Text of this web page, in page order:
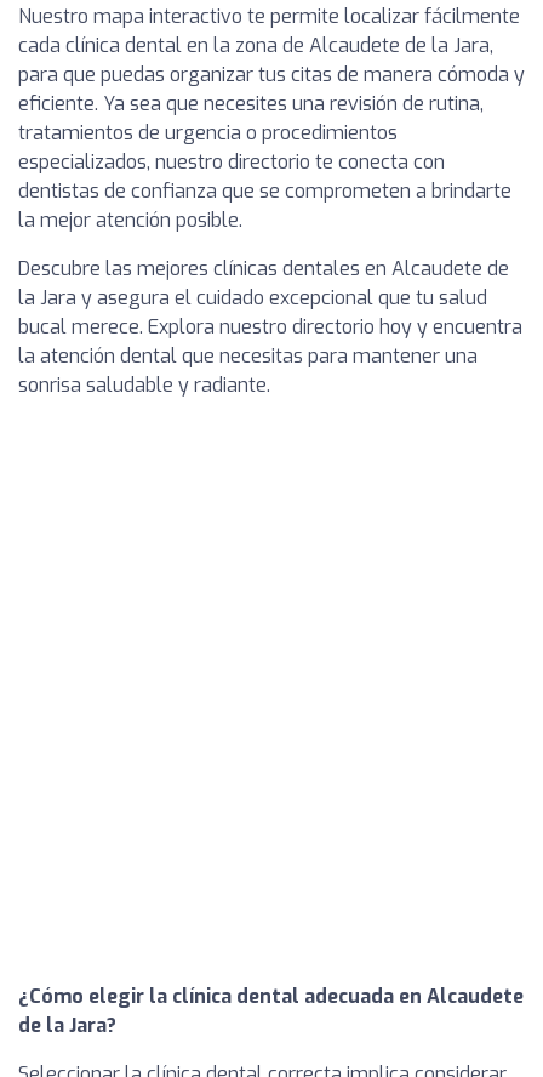
Nuestro mapa interactivo te permite localizar fácilmente
cada clínica dental en la zona de Alcaudete de la Jara,
para que puedas organizar tus citas de manera cómoda y
eficiente. Ya sea que necesites una revisión de rutina,
tratamientos de urgencia o procedimientos
especializados, nuestro directorio te conecta con
dentistas de confianza que se comprometen a brindarte
la mejor atención posible.
Descubre las mejores clínicas dentales en Alcaudete de
la Jara y asegura el cuidado excepcional que tu salud
bucal merece. Explora nuestro directorio hoy y encuentra
la atención dental que necesitas para mantener una
sonrisa saludable y radiante.
¿Cómo elegir la clínica dental adecuada en Alcaudete
de la Jara?